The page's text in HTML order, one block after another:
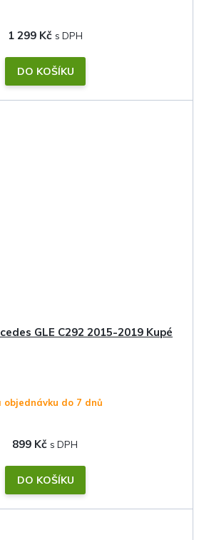
1 299 Kč
DO KOŠÍKU
GLE C292 2015-2019 Kupé
objednávku do 7 dnů
899 Kč
DO KOŠÍKU